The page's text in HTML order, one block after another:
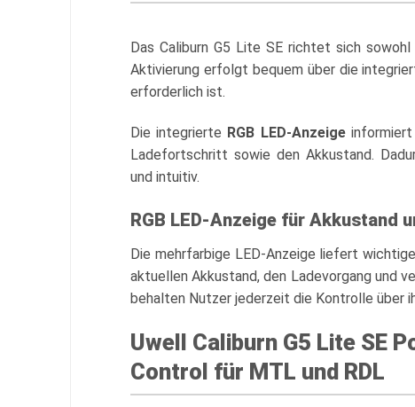
Das Caliburn G5 Lite SE richtet sich
Aktivierung erfolgt bequem über die
erforderlich ist.
Die integrierte RGB LED-Anzeigeinformiert
Ladefortschritt sowie den Akkustand.
und intuitiv.
RGB LED-Anzeige für Akkustand
Die mehrfarbige LED-Anzeige liefert
aktuellen Akkustand, den Ladevorgang und
behalten Nutzer jederzeit die Kontrolle über
Uwell Caliburn G5 Lite SE
Control für MTL und RDL